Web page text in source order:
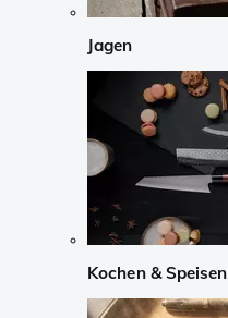
Jagen
Kochen & Speisen